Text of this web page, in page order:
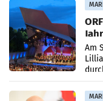
Am